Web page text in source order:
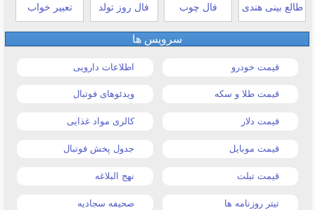
طالع بینی هندی فال چوب فال روز تولد تعبیر خواب
سرویس ها
قیمت خودرو اطلاعات دارویی
قیمت طلا و سکه ویدئوهای فوتبال
قیمت دلار کالری مواد غذایی
قیمت موبایل جدول پخش فوتبال
قیمت تبلت نهج البلاغه
تیتر روزنامه ها صحیفه سجادیه